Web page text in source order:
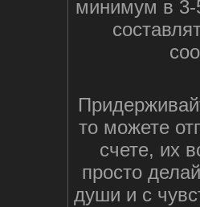
минимум в 3-
то можете
счете, их
просто
души и с